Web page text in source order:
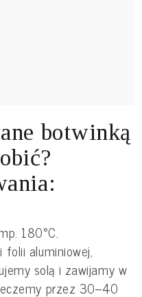
botwinką
180°C.
folii aluminiowej,
solą i zawijamy w
przez 30–40